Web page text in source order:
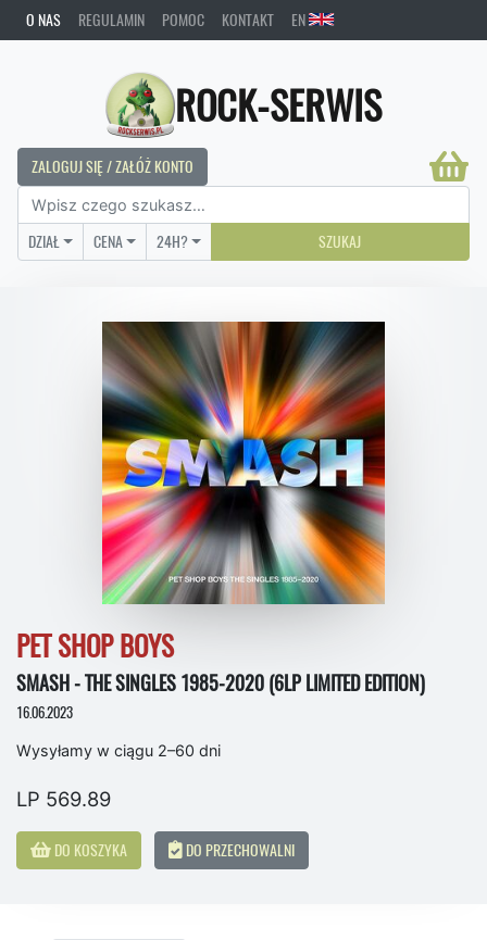
O NAS REGULAMIN POMOC KONTAKT EN
ROCK-SERWIS
ZALOGUJ SIĘ / ZAŁÓŻ KONTO
DZIAŁ CENA 24H? SZUKAJ
PET SHOP BOYS
SMASH - THE SINGLES 1985-2020 (6LP LIMITED EDITION)
16.06.2023
Wysyłamy w ciągu 2–60 dni
LP 569.89
DO KOSZYKA DO PRZECHOWALNI